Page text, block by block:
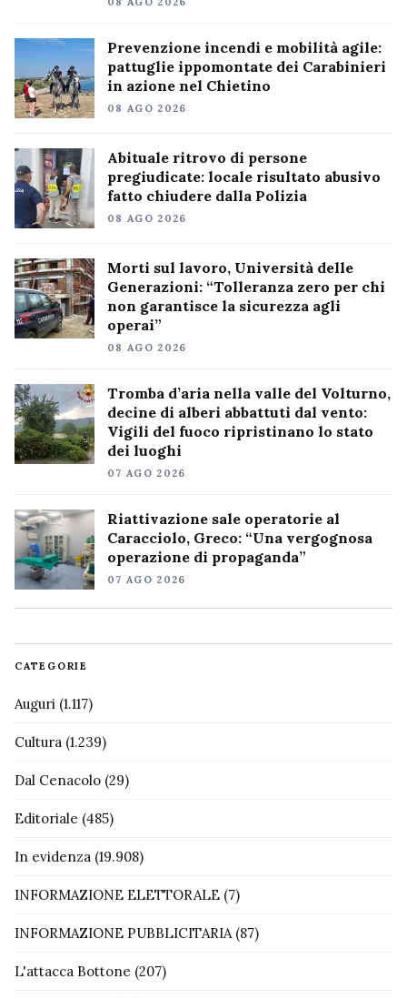
Prevenzione incendi e mobilità agile:
pattuglie ippomontate dei Carabinieri
in azione nel Chietino
08 AGO 2026
Abituale ritrovo di persone
pregiudicate: locale risultato abusivo
fatto chiudere dalla Polizia
08 AGO 2026
Morti sul lavoro, Università delle
Generazioni: “Tolleranza zero per chi
non garantisce la sicurezza agli
operai”
08 AGO 2026
Tromba d’aria nella valle del Volturno,
decine di alberi abbattuti dal vento:
Vigili del fuoco ripristinano lo stato
dei luoghi
07 AGO 2026
Riattivazione sale operatorie al
Caracciolo, Greco: “Una vergognosa
operazione di propaganda”
07 AGO 2026
CATEGORIE
Auguri (1.117)
Cultura (1.239)
Dal Cenacolo (29)
Editoriale (485)
In evidenza (19.908)
INFORMAZIONE ELETTORALE (7)
INFORMAZIONE PUBBLICITARIA(87)
L'attacca Bottone (207)